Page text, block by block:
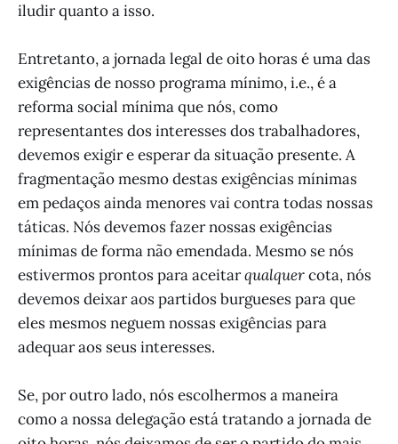
iludir quanto a isso.
Entretanto, a jornada legal de oito horas é uma das
exigências de nosso programa mínimo, i.e., é a
reforma social mínima que nós, como
representantes dos interesses dos trabalhadores,
devemos exigir e esperar da situação presente. A
fragmentação mesmo destas exigências mínimas
em pedaços ainda menores vai contra todas nossas
táticas. Nós devemos fazer nossas exigências
mínimas de forma não emendada. Mesmo se nós
estivermos prontos para aceitarqualquercota, nós
devemos deixar aos partidos burgueses para que
eles mesmos neguem nossas exigências para
adequar aos seus interesses.
Se, por outro lado, nós escolhermos a maneira
como a nossa delegação está tratando a jornada de